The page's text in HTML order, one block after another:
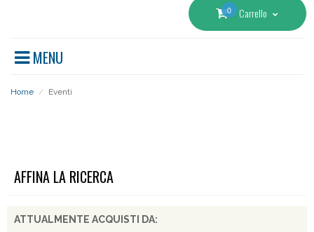
0 Carrello
MENU
Home / Eventi
AFFINA LA RICERCA
ATTUALMENTE ACQUISTI DA: